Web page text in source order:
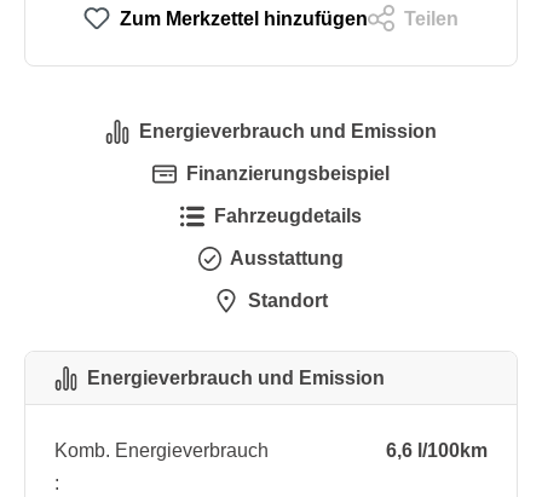
Zum Merkzettel hinzufügen Teilen
Energieverbrauch und Emission
Finanzierungsbeispiel
Fahrzeugdetails
Ausstattung
Standort
Energieverbrauch und Emission
Komb. Energieverbrauch
:
6,6 l/100km